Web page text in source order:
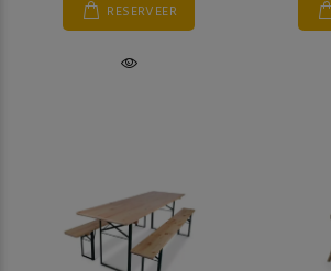
RESERVEER